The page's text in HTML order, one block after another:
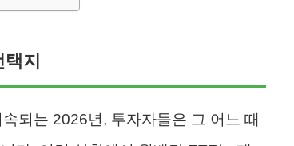
지
되는 2026년, 투자자들은 그 어느 때